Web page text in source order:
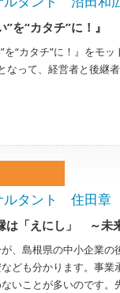
”を“カタチ”に！』
”を“カタチ”に！』をモ
なって、経営者と後継
ルタント 住田
は「えにし」 ～未
、島根県の中小企業の
ども分かります。事
いことが多いのです